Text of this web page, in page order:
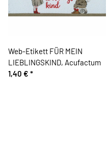
Web-Etikett FÜR MEIN
LIEBLINGSKIND, Acufactum
1,40 € *